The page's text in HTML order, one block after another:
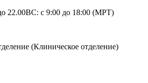
22.00ВС: с 9:00 до 18:00 (МРТ)
(Клиническое отделение)